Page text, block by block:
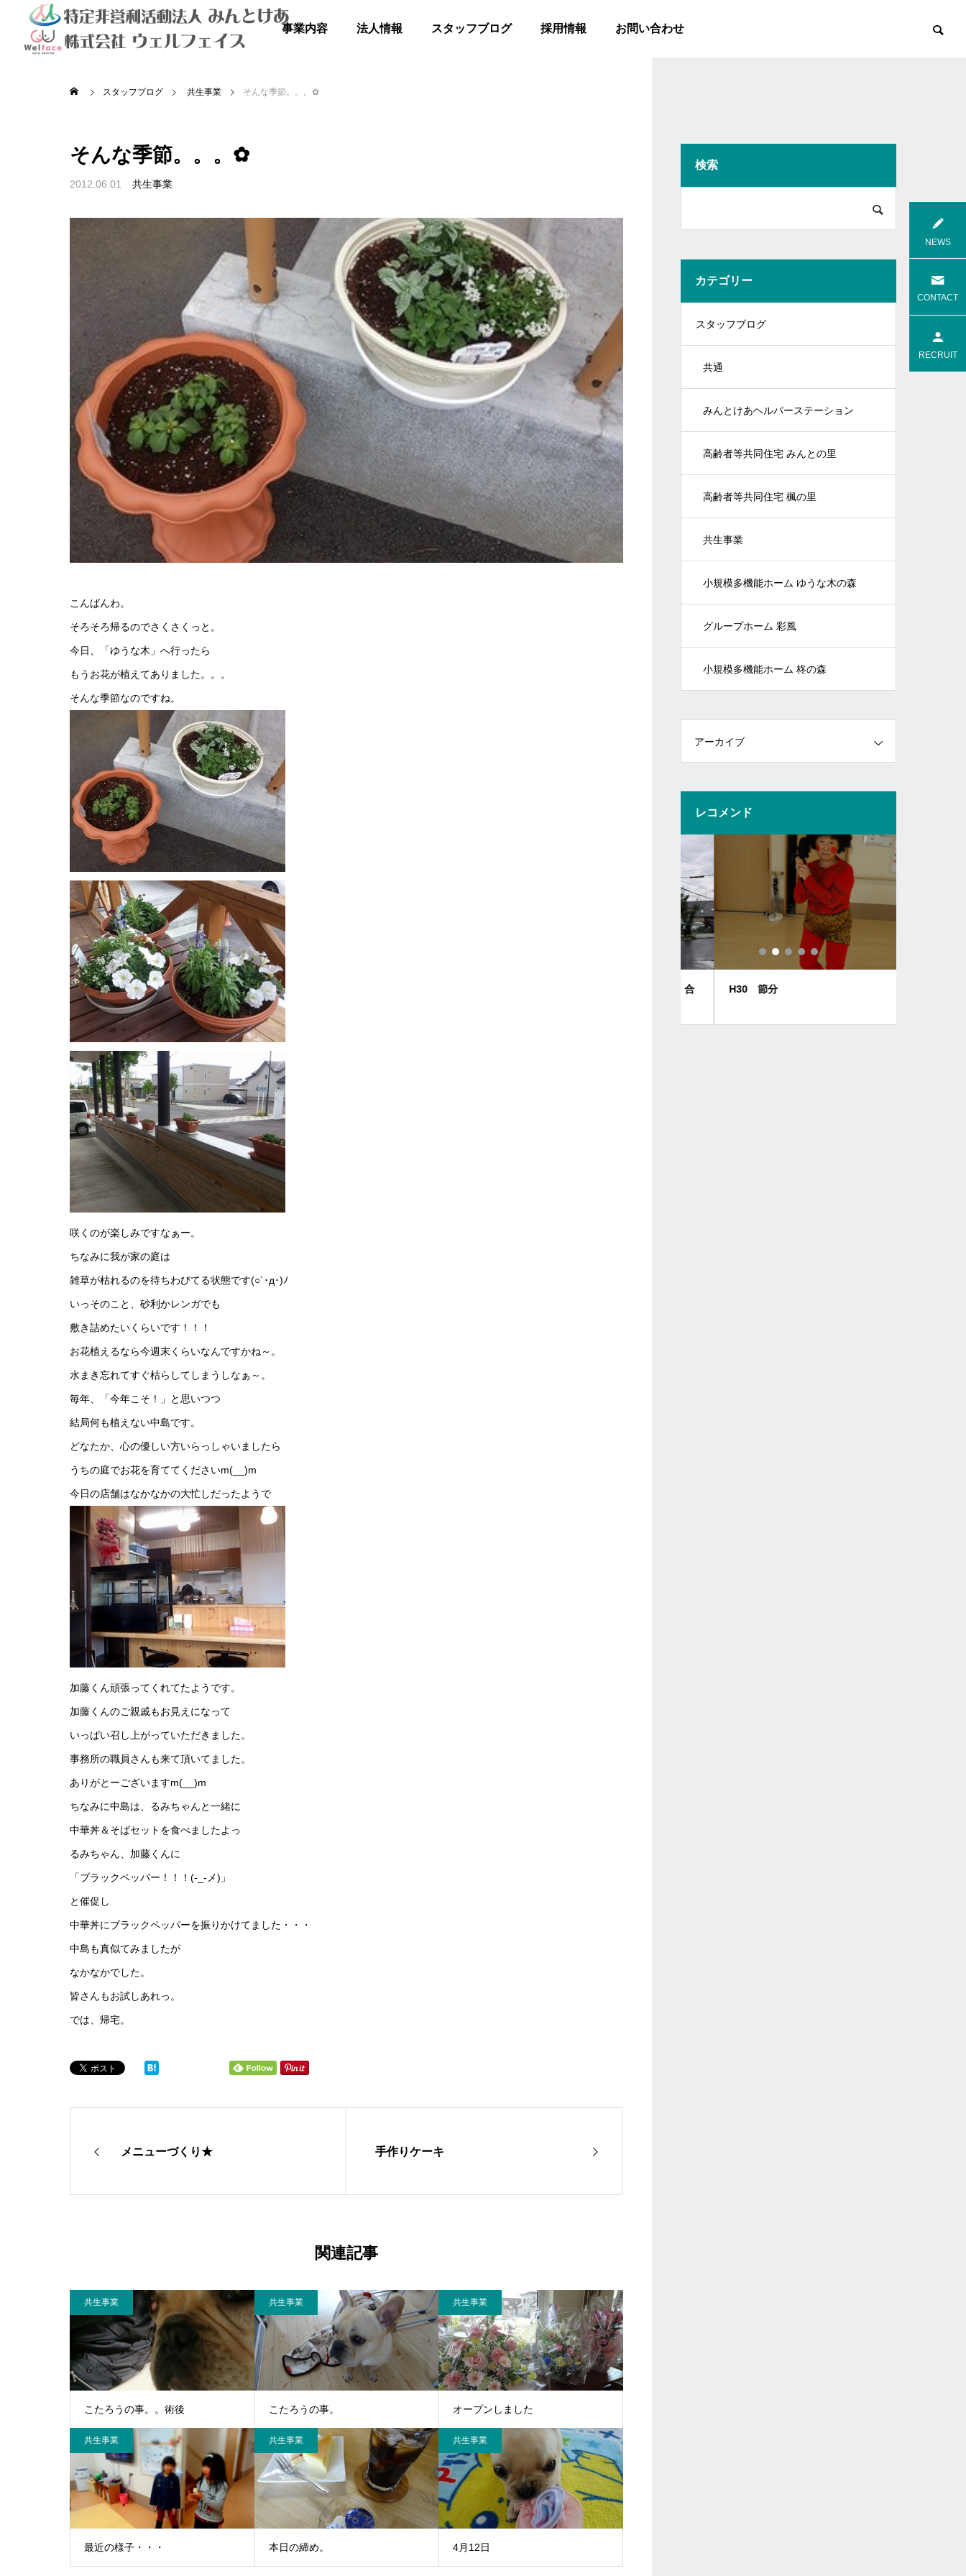
事業内容 法人情報 スタッフブログ 採用情報 お問い合わせ
秋のドライブ
高齢者等共同住宅 みんとの里
青空散髪
高齢者等共同住宅 みんとの里
合同花火
高齢者等共同住宅 みんとの里
8月花火 8月焼肉
高齢者等共
スタッフブログ 共生事業 そんな季節。。。✿
そんな季節。。。✿
2012.06.01 共生事業
こんばんわ。
そろそろ帰るのでさくさくっと。
今日、「ゆうな木」へ行ったら
もうお花が植えてありました。。。
そんな季節なのですね。
咲くのが楽しみですなぁー。
ちなみに我が家の庭は
雑草が枯れるのを待ちわびてる状態です(○´･д･)ﾉ
いっそのこと、砂利かレンガでも
敷き詰めたいくらいです！！！
お花植えるなら今週末くらいなんですかね～。
水まき忘れてすぐ枯らしてしまうしなぁ～。
毎年、「今年こそ！」と思いつつ
結局何も植えない中島です。
どなたか、心の優しい方いらっしゃいましたら
うちの庭でお花を育ててくださいm(__)m
今日の店舗はなかなかの大忙しだったようで
加藤くん頑張ってくれてたようです。
加藤くんのご親戚もお見えになって
いっぱい召し上がっていただきました。
事務所の職員さんも来て頂いてました。
ありがとーございますm(__)m
ちなみに中島は、るみちゃんと一緒に
中華丼＆そばセットを食べましたよっ
るみちゃん、加藤くんに
「ブラックペッパー！！！(-_-メ)」
と催促し
中華丼にブラックペッパーを振りかけてました・・・
中島も真似てみましたが
なかなかでした。
皆さんもお試しあれっ。
では、帰宅。
メニューづくり★ 手作りケーキ
関連記事
共生事業
こたろうの事。。術後
共生事業
こたろうの事。
共生事業
オープンしました
共生事業
最近の様子・・・
共生事業
本日の締め。
共生事業
4月12日
検索
カテゴリー
スタッフブログ
共通
みんとけあヘルパーステーション
高齢者等共同住宅 みんとの里
高齢者等共同住宅 楓の里
共生事業
小規模多機能ホーム ゆうな木の森
グループホーム 彩風
小規模多機能ホーム 柊の森
アーカイブ
レコメンド
28年 ふくふく畑 植え付けから収穫ま
で
H30 節分
NEWS
CONTACT
RECRUIT